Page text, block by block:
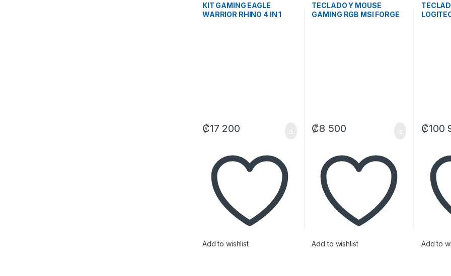
KIT GAMING EAGLE
WARRIOR RHINO 4 IN 1
₡17 200
Add to wishlist
TECLADO Y MOUSE
GAMING RGB MSI FORGE
₡8 500
Add to wishlist
₡100
Add to